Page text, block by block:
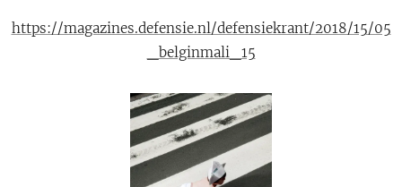
https://magazines.defensie.nl/defensiekrant/2018/15/05
_belginmali_15